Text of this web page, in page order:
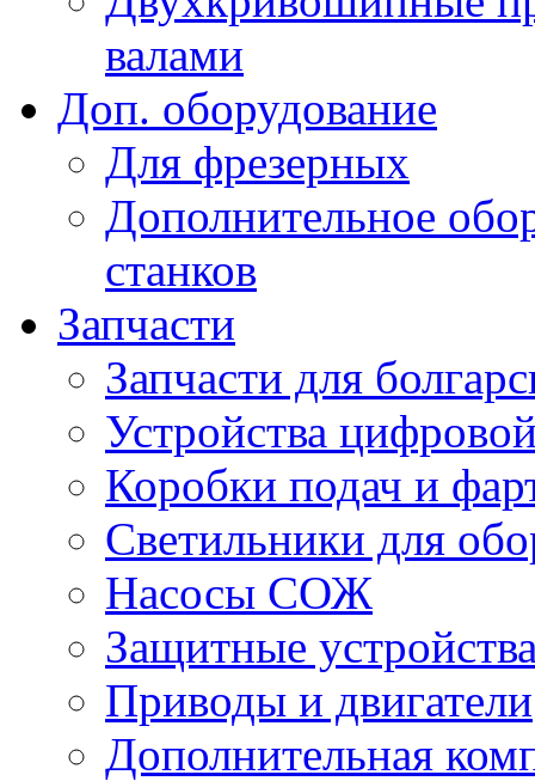
валами
Доп. оборудование
Для фрезерных
Дополнительное
станков
Запчасти
Запчасти для
Устройства
Коробки подач и
Светильники для
Насосы СОЖ
Защитные
Приводы и двигатели
Дополнительная